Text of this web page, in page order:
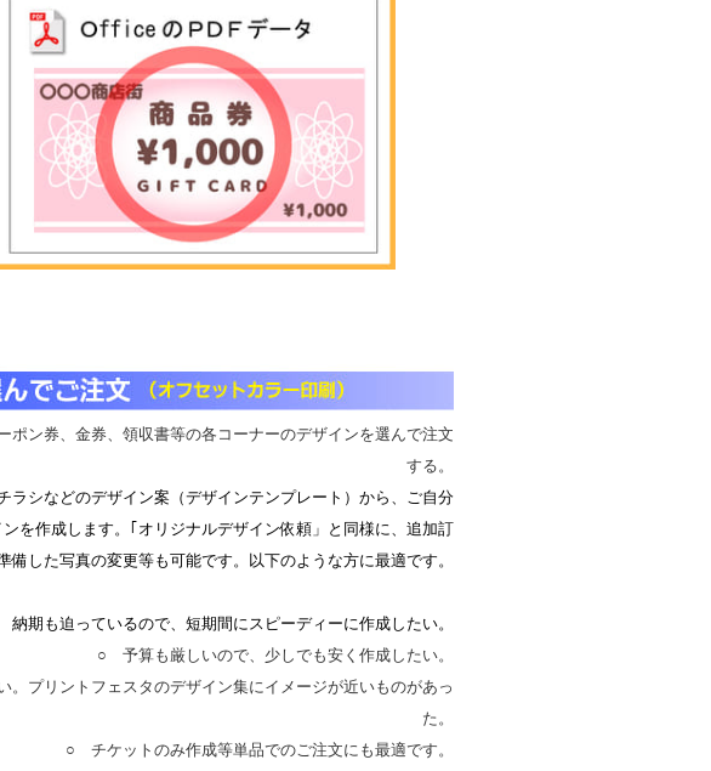
ポン券、金券、領収書等の各コーナーのデザインを選んで注文
する。
シなどのデザイン案（デザインテンプレート）から、ご自分
を作成します。｢オリジナルデザイン依頼」と同様に、追加訂
備した写真の変更等も可能です。以下のような方に最適です。
期も迫っているので、短期間にスピーディーに作成したい。
○ 予算も厳しいので、少しでも安く作成したい。
プリントフェスタのデザイン集にイメージが近いものがあっ
た。
○ チケットのみ作成等単品でのご注文にも最適です。